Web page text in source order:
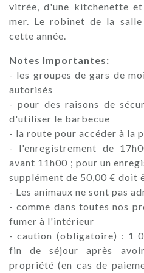
vitrée, d'une kitchenette
mer. Le robinet de la
cette année.
Notes Importantes:
- les groupes de gars de
autorisés
- pour des raisons de
d'utiliser le barbecue
- la route pour accéder à la
- l'enregistrement de
avant 11h00 ; pour un
supplément de 50,00 € doit
- Les animaux ne sont pas
- comme dans toutes nos
fumer à l'intérieur
- caution (obligatoire) : 1
fin de séjour après
propriété (en cas de